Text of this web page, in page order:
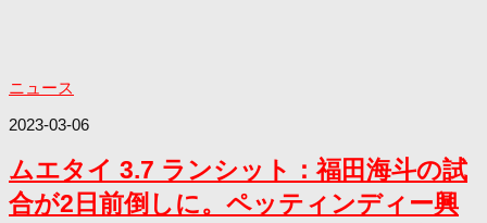
ニュース
2023-03-06
ムエタイ 3.7 ランシット：福田海斗の試
合が2日前倒しに。ペッティンディー興